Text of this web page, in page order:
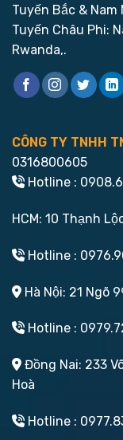
Tuyến Bắc & Nam
Tuyến Châu Phi:
Rwanda,.
CÔNG TY TNHH
0316800605
Hotline :
HCM: 10 Thạnh
Hotline :
Hà Nội: 21 Ngõ
Hotline :
Đồng Nai: 233
Hoà
Hotline :